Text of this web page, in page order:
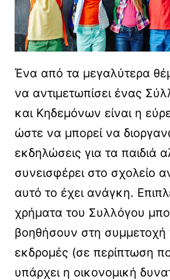
Ένα από τα μεγαλύτερα
να αντιμετωπίσει ένας
και Κηδεμόνων είναι η
ώστε να μπορεί να
εκδηλώσεις για τα παιδιά
συνεισφέρει στο σχολείο
αυτό το έχει ανάγκη.
χρήματα του Συλλόγου
βοηθήσουν στη συμμετοχή
εκδρομές (σε περίπτωση
υπάρχει η οικονομική